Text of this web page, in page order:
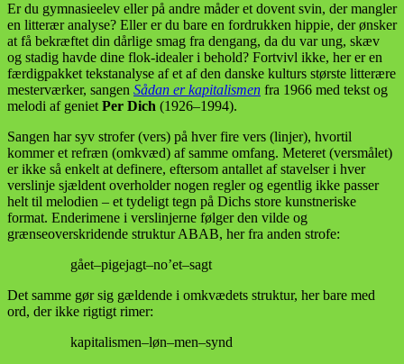
Er du gymnasieelev eller på andre måder et dovent svin, der mangler
en litterær analyse? Eller er du bare en fordrukken hippie, der ønsker
at få bekræftet din dårlige smag fra dengang, da du var ung, skæv
og stadig havde dine flok-idealer i behold? Fortvivl ikke, her er en
færdigpakket tekstanalyse af et af den danske kulturs største litterære
mesterværker, sangen Sådan er kapitalismen fra 1966 med tekst og
melodi af geniet Per Dich (1926–1994).
Sangen har syv strofer (vers) på hver fire vers (linjer), hvortil
kommer et refræn (omkvæd) af samme omfang. Meteret (versmålet)
er ikke så enkelt at definere, eftersom antallet af stavelser i hver
verslinje sjældent overholder nogen regler og egentlig ikke passer
helt til melodien – et tydeligt tegn på Dichs store kunstneriske
format. Enderimene i verslinjerne følger den vilde og
grænseoverskridende struktur ABAB, her fra anden strofe:
gået–pigejagt–no’et–sagt
Det samme gør sig gældende i omkvædets struktur, her bare med
ord, der ikke rigtigt rimer:
kapitalismen–løn–men–synd